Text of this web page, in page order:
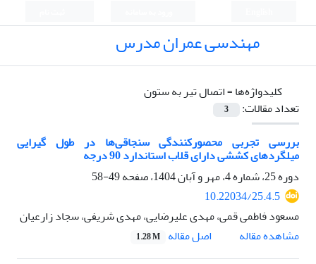
مهندسی عمران مدرس
کلیدواژه‌ها =اتصال تیر به ستون
تعداد مقالات:
3
بررسی تجربی محصورکنندگی سنجاقی‌ها در طول گیرایی
میلگردهای کششی دارای قلاب استاندارد 90 درجه
دوره 25، شماره 4، مهر و آبان 1404، صفحه
49-58
10.22034/25.4.5
مسعود فاطمی قمی، مهدی علیرضایی، مهدی شریفی، سجاد زارعیان
مشاهده مقاله
اصل مقاله 1.28 M